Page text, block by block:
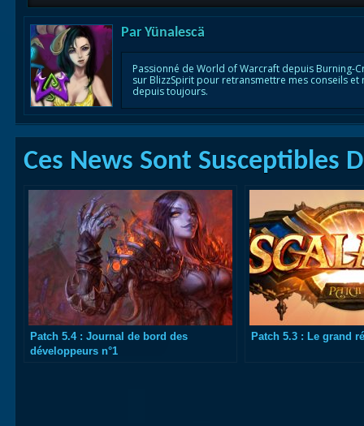
Par Yünalescä
Passionné de World of Warcraft depuis Burning-
sur BlizzSpirit pour retransmettre mes conseils
depuis toujours.
Ces News Sont Susceptibles
Patch 5.4 : Journal de bord des
développeurs n°1
Patch 5.3 : Le grand